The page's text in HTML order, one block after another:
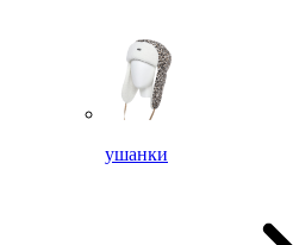
ушанки